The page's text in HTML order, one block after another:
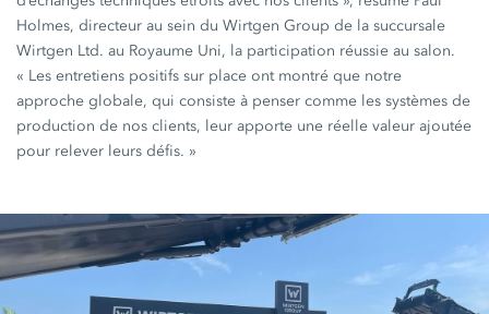
Holmes, directeur au sein du Wirtgen Group de la succursale
Wirtgen Ltd. au Royaume Uni, la participation réussie au salon.
« Les entretiens positifs sur place ont montré que notre
approche globale, qui consiste à penser comme les systèmes de
production de nos clients, leur apporte une réelle valeur ajoutée
pour relever leurs défis. »